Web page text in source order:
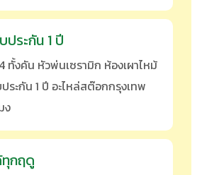
ประกัน 1 ปี
ทั้งคัน หัวพ่นเซรามิก ห้องเผาไหม้
ระกัน 1 ปี อะไหล่สต๊อกกรุงเทพ
ง
กฤดู